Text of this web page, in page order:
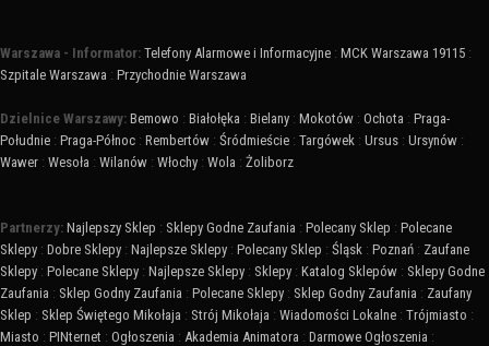
Warszawa - Informator: Telefony Alarmowe i Informacyjne : MCK Warszawa 19115 :
Szpitale Warszawa : Przychodnie Warszawa
Dzielnice Warszawy: Bemowo : Białołęka : Bielany : Mokotów : Ochota : Praga-
Południe : Praga-Północ : Rembertów : Śródmieście : Targówek : Ursus : Ursynów :
Wawer : Wesoła : Wilanów : Włochy : Wola : Żoliborz
Partnerzy: Najlepszy Sklep : Sklepy Godne Zaufania : Polecany Sklep : Polecane
Sklepy : Dobre Sklepy : Najlepsze Sklepy : Polecany Sklep : Śląsk : Poznań : Zaufane
Sklepy : Polecane Sklepy : Najlepsze Sklepy : Sklepy : Katalog Sklepów : Sklepy Godne
Zaufania : Sklep Godny Zaufania : Polecane Sklepy : Sklep Godny Zaufania : Zaufany
Sklep : Sklep Świętego Mikołaja : Strój Mikołaja : Wiadomości Lokalne : Trójmiasto :
Miasto : PINternet : Ogłoszenia : Akademia Animatora : Darmowe Ogłoszenia :